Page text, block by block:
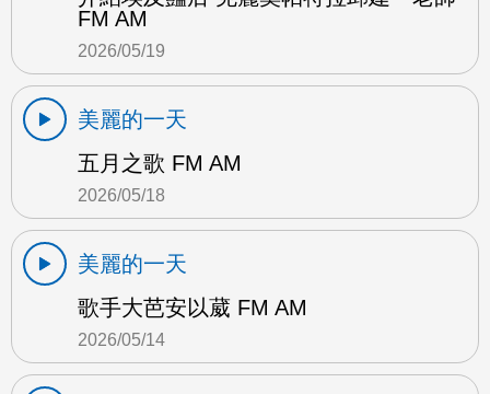
FM AM
2026/05/19
美麗的一天
五月之歌 FM AM
2026/05/18
美麗的一天
歌手大芭安以葳 FM AM
2026/05/14